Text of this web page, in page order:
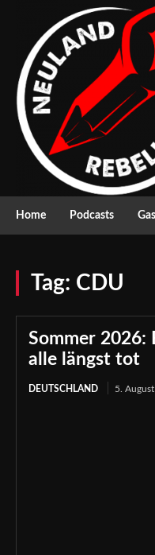
Home Podcasts
Tag: CDU
Sommer 2026:
alle längst tot
DEUTSCHLAND 5.